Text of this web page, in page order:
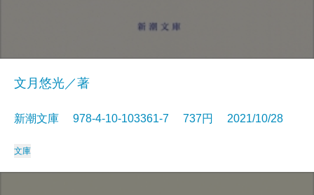
文月悠光／著
新潮文庫 978-4-10-103361-7 737円 2021/10/28
文庫